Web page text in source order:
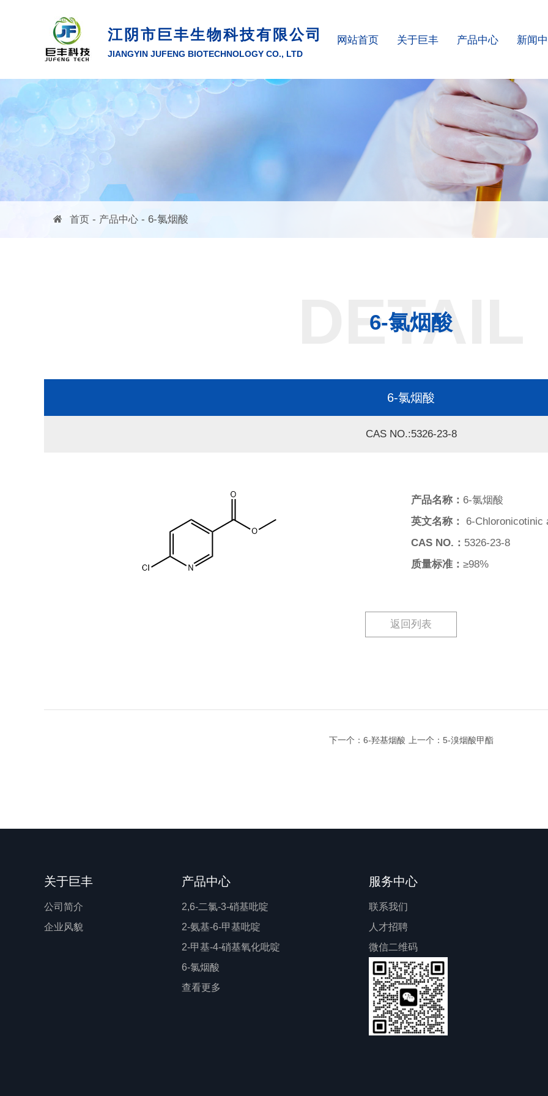
江阴市巨丰生物科技有限公司
JIANGYIN JUFENG BIOTECHNOLOGY CO., LTD
网站首页 关于巨丰 产品中心 新闻
首页 - 产品中心 - 6-氯烟酸
6-氯烟酸
DETAIL
6-氯烟酸
CAS NO.:5326-23-8
产品名称： 6-氯烟酸
英文名称：
6-Chloronicotinic
CAS NO.： 5326-23-8
质量标准： ≥98%
返回列表
下一个：6-羟基烟酸 上一个：5-溴烟酸甲酯
关于巨丰
公司简介
企业风貌
产品中心
2,6-二氯-3-硝基吡啶
2-氨基-6-甲基吡啶
2-甲基-4-硝基氧化吡啶
6-氯烟酸
查看更多
服务中心
联系我们
人才招聘
微信二维码